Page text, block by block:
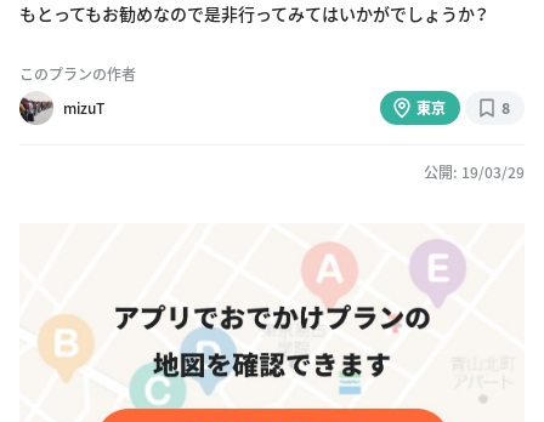
もとってもお勧めなので是非行ってみてはいかがでしょうか？
このプランの作者
mizuT
東京 8
公開: 19/03/29